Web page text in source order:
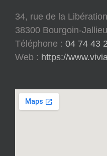
34, rue de la Libération
38300 Bourgoin-Jallieu
Téléphone : 04 74 43
Web : https://